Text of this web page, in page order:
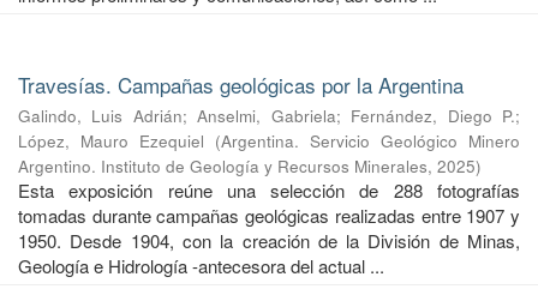
Travesías. Campañas geológicas por la Argentina
Galindo, Luis Adrián;Anselmi, Gabriela; Fernández, Diego P.;
López, Mauro Ezequiel (Argentina. Servicio Geológico Minero
Argentino. Instituto de Geología y Recursos Minerales, 2025)
Esta exposición reúne una selección de 288 fotografías
tomadas durante campañas geológicas realizadas entre 1907 y
1950. Desde 1904, con la creación de la División de Minas,
Geología e Hidrología -antecesora del actual ...